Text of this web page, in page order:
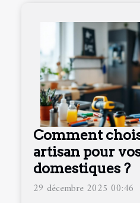
Comment
artisan pour
domestiques ?
29 décembre 2025 00:46